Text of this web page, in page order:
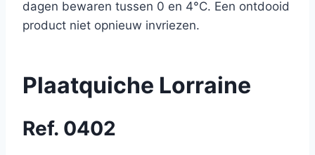
dagen bewaren tussen 0 en 4°C. Een ontdooid
product niet opnieuw invriezen.
Plaatquiche Lorraine
Ref. 0402